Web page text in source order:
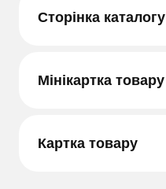
Сторінка каталогу
Мінікартка товару
Картка товару